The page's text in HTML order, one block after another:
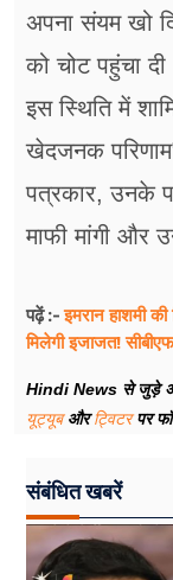
अपना संयम खो
को चोट पहुंचा
इस स्थिति में
खेदजनक
पत्रकार, उनके
माफी मांगी और
पढ़ें :-इमरान हाशमी
मिलेगी इजाजत!
Hindi News से जुड़े
यूट्यूबऔरट्विटरपर
संबंधित खबरें